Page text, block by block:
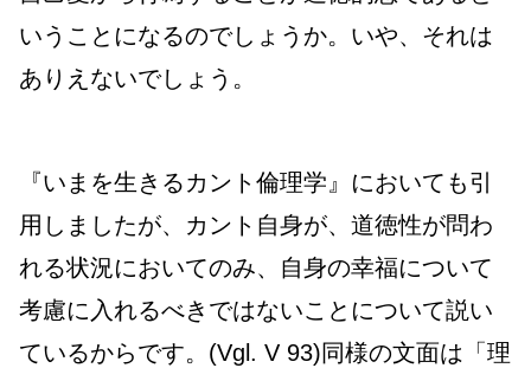
いうことになるのでしょうか。いや、それは
ありえないでしょう。
『いまを生きるカント倫理学』においても引
用しましたが、カント自身が、道徳性が問わ
れる状況においてのみ、自身の幸福について
考慮に入れるべきではないことについて説い
ているからです。(Vgl. V 93)同様の文面は「理